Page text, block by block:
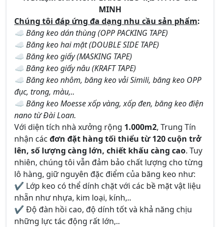
MINH
Chúng tôi đáp ứng đa dạng nhu cầu sản phẩm:
☁ Băng keo dán thùng (OPP PACKING TAPE)
☁ Băng keo hai mặt (DOUBLE SIDE TAPE)
☁ Băng keo giấy (MASKING TAPE)
☁ Băng keo giấy nâu (KRAFT TAPE)
☁ Băng keo nhôm, băng keo vải Simili, băng keo OPP
đục, trong, màu,..
☁ Băng keo Moesse xốp vàng, xốp đen, băng keo điện
nano từ Đài Loan.
Với diện tích nhà xưởng rộng 1.000m2, Trung Tín
nhận các đơn đặt hàng tối thiểu từ 120 cuộn trở
lên, số lượng càng lớn, chiết khấu càng cao. Tuy
nhiên, chúng tôi vẫn đảm bảo chất lượng cho từng
lô hàng, giữ nguyên đặc điểm của băng keo như:
✔ Lớp keo có thể dính chặt với các bề mặt vật liệu
nhẵn như nhựa, kim loại, kính,..
✔ Độ đàn hồi cao, độ dính tốt và khả năng chịu
những lực tác động rất lớn,..